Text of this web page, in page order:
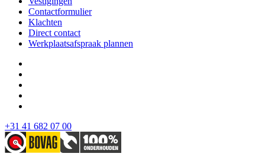
Contactformulier
Klachten
Direct contact
Werkplaatsafspraak plannen
+31 41 682 07 00